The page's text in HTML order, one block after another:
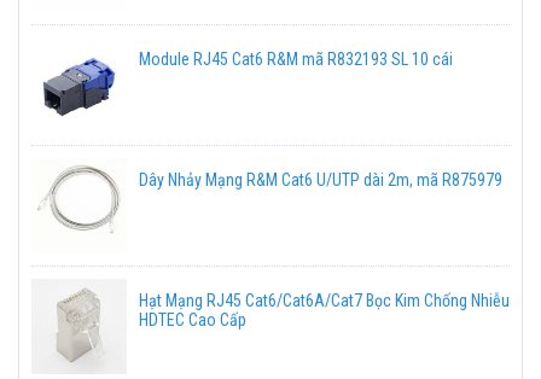
Module RJ45 Cat6 R&M mã R832193 SL 10 cái
Dây Nhảy Mạng R&M Cat6 U/UTP dài 2m, mã R875979
Hạt Mạng RJ45 Cat6/Cat6A/Cat7 Bọc Kim Chống Nhiễu
HDTEC Cao Cấp